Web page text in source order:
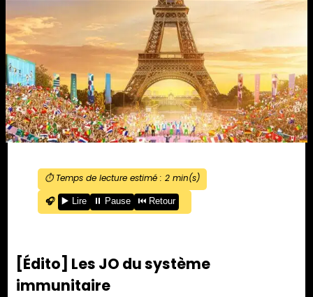
⏱️ Temps de lecture estimé : 2min(s)
🎧
▶️ Lire ⏸️ Pause ⏮️ Retour
[Édito] Les JO du système
immunitaire